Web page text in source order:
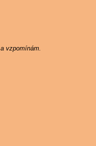
vzpomínám.